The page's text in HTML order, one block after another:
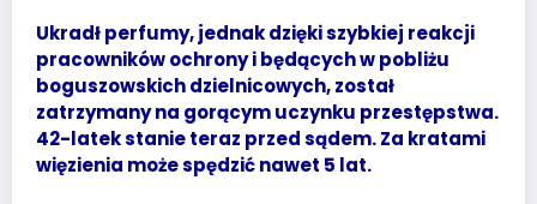
Ukradł perfumy, jednak dzięki szybkiej reakcji
pracowników ochrony i będących w pobliżu
boguszowskich dzielnicowych, został
zatrzymany na gorącym uczynku przestępstwa.
42-latek stanie teraz przed sądem. Za kratami
więzienia może spędzić nawet 5 lat.